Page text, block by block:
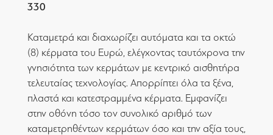
330
Καταμετρά και διαχωρίζει αυτόματα και τα οκτώ
(8) κέρματα του Ευρώ, ελέγχοντας ταυτόχρονα την
γνησιότητα των κερμάτων με κεντρικό αισθητήρα
τελευταίας τεχνολογίας. Απορρίπτει όλα τα ξένα,
πλαστά και κατεστραμμένα κέρματα. Εμφανίζει
στην οθόνη τόσο τον συνολικό αριθμό των
καταμετρηθέντων κερμάτων όσο και την αξία τους,